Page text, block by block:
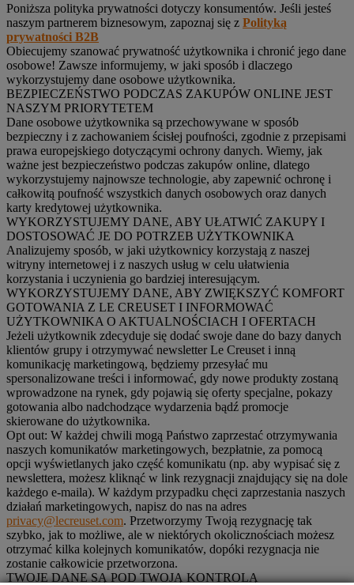
Poniższa polityka prywatności dotyczy konsumentów. Jeśli jesteś
naszym partnerem biznesowym, zapoznaj się z Polityką
prywatności B2B
Obiecujemy szanować prywatność użytkownika i chronić jego dane
osobowe! Zawsze informujemy, w jaki sposób i dlaczego
wykorzystujemy dane osobowe użytkownika.
BEZPIECZEŃSTWO PODCZAS ZAKUPÓW ONLINE JEST
NASZYM PRIORYTETEM
Dane osobowe użytkownika są przechowywane w sposób
bezpieczny i z zachowaniem ścisłej poufności, zgodnie z przepisami
prawa europejskiego dotyczącymi ochrony danych. Wiemy, jak
ważne jest bezpieczeństwo podczas zakupów online, dlatego
wykorzystujemy najnowsze technologie, aby zapewnić ochronę i
całkowitą poufność wszystkich danych osobowych oraz danych
karty kredytowej użytkownika.
WYKORZYSTUJEMY DANE, ABY UŁATWIĆ ZAKUPY I
DOSTOSOWAĆ JE DO POTRZEB UŻYTKOWNIKA
Analizujemy sposób, w jaki użytkownicy korzystają z naszej
witryny internetowej i z naszych usług w celu ułatwienia
korzystania i uczynienia go bardziej interesującym.
WYKORZYSTUJEMY DANE, ABY ZWIĘKSZYĆ KOMFORT
GOTOWANIA Z LE CREUSET I INFORMOWAĆ
UŻYTKOWNIKA O AKTUALNOŚCIACH I OFERTACH
Jeżeli użytkownik zdecyduje się dodać swoje dane do bazy danych
klientów grupy i otrzymywać newsletter Le Creuset i inną
komunikację marketingową, będziemy przesyłać mu
spersonalizowane treści i informować, gdy nowe produkty zostaną
wprowadzone na rynek, gdy pojawią się oferty specjalne, pokazy
gotowania albo nadchodzące wydarzenia bądź promocje
skierowane do użytkownika.
Opt out: W każdej chwili mogą Państwo zaprzestać otrzymywania
naszych komunikatów marketingowych, bezpłatnie, za pomocą
opcji wyświetlanych jako część komunikatu (np. aby wypisać się z
newslettera, możesz kliknąć w link rezygnacji znajdujący się na dole
każdego e-maila). W każdym przypadku chęci zaprzestania naszych
działań marketingowych, napisz do nas na adres
privacy@lecreuset.com. Przetworzymy Twoją rezygnację tak
szybko, jak to możliwe, ale w niektórych okolicznościach możesz
otrzymać kilka kolejnych komunikatów, dopóki rezygnacja nie
zostanie całkowicie przetworzona.
TWOJE DANE SĄ POD TWOJĄ KONTROLĄ